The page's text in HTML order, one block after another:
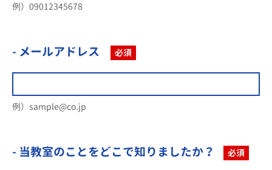
例）09012345678
- メールアドレス 必須
例）sample@co.jp
- 当教室のことをどこで知りましたか？ 必須